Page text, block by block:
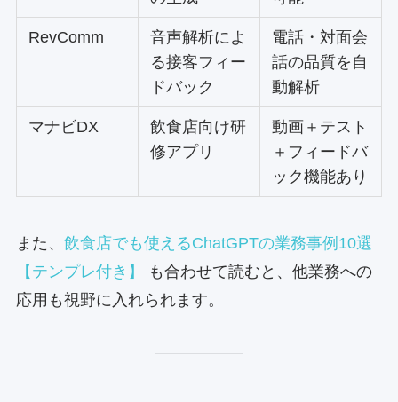
RevComm
音声解析によ
る接客フィー
ドバック
電話・対面会
話の品質を自
動解析
マナビDX
飲食店向け研
修アプリ
動画＋テスト
＋フィードバ
ック機能あり
また、 飲食店でも使えるChatGPTの業務事例10選
【テンプレ付き】
も合わせて読むと、他業務への
応用も視野に入れられます。